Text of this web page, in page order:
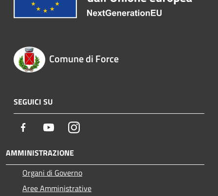
Comune di Force
SEGUICI SU
Facebook YoutubeInstagram
AMMINISTRAZIONE
Organi di Governo
Aree Amministrative